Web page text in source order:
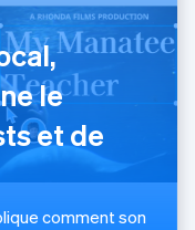
le
et de
comment son